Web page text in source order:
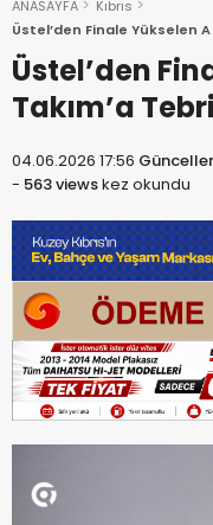
ANASAYFA
Kıbrıs
Üstel’den Finale Yükselen
Üstel’den
Takım’a
04.06.2026 17:56
- 563 viewskez okundu